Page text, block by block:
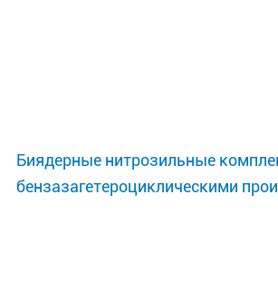
Биядерные нитрозильные
бензазагетероциклическими